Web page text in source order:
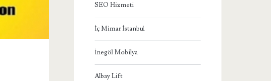
SEO Hizmeti
İç Mimar İstanbul
İnegöl Mobilya
Albay Lift